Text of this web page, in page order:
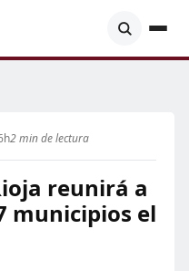
2 min de lectura
reunirá a
municipios el